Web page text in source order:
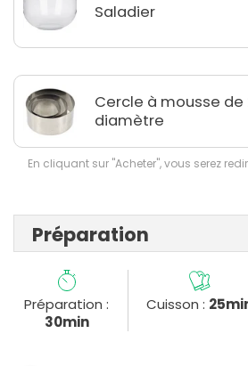
Saladier
Cercle à mousse de
diamètre
En cliquant sur "Acheter", vous serez
Préparation
Préparation :
30min
Cuisson :